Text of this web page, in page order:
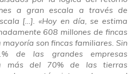
a gran escala a través de
[…]. «Hoy en día, se estima
608 millones de fincas
mayoría son fincas familiares. Sin
de las grandes empresas
más del 70% de las tierras